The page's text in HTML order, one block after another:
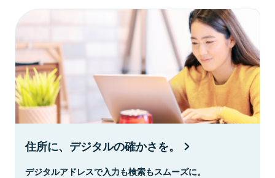
住所に、デジタルの確かさを。
デジタルアドレスで入力も検索もスムーズに。